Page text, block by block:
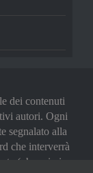
dei contenuti
autori. Ogni
segnalato alla
che interverrà
(oh, noi vi